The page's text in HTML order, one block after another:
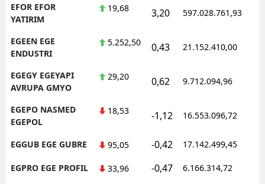
EFOR EFOR
YATIRIM
19,68 3,20 597.028.761,93
EGEEN EGE
ENDUSTRI
5.252,50 0,43 21.152.410,00
EGEGY EGEYAPI
AVRUPA GMYO
29,20 0,62 9.712.094,96
EGEPO NASMED
EGEPOL
18,53 -1,12 16.553.096,72
EGGUB EGE GUBRE 95,05 -0,42 17.142.499,45
EGPRO EGE PROFIL 33,96 -0,47 6.166.314,72